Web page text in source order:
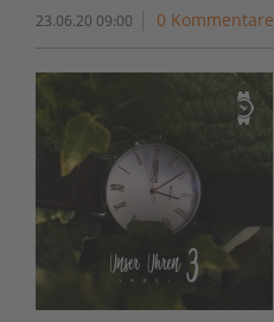
23.06.20 09:00 0 Kommentare